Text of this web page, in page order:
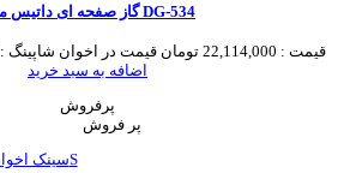
گاز صفحه ای داتیس مدل DG-534
قیمت : 22,114,000 تومان قیمت در اخوان شاپینگ :
اضافه به سبد خرید
پرفروش